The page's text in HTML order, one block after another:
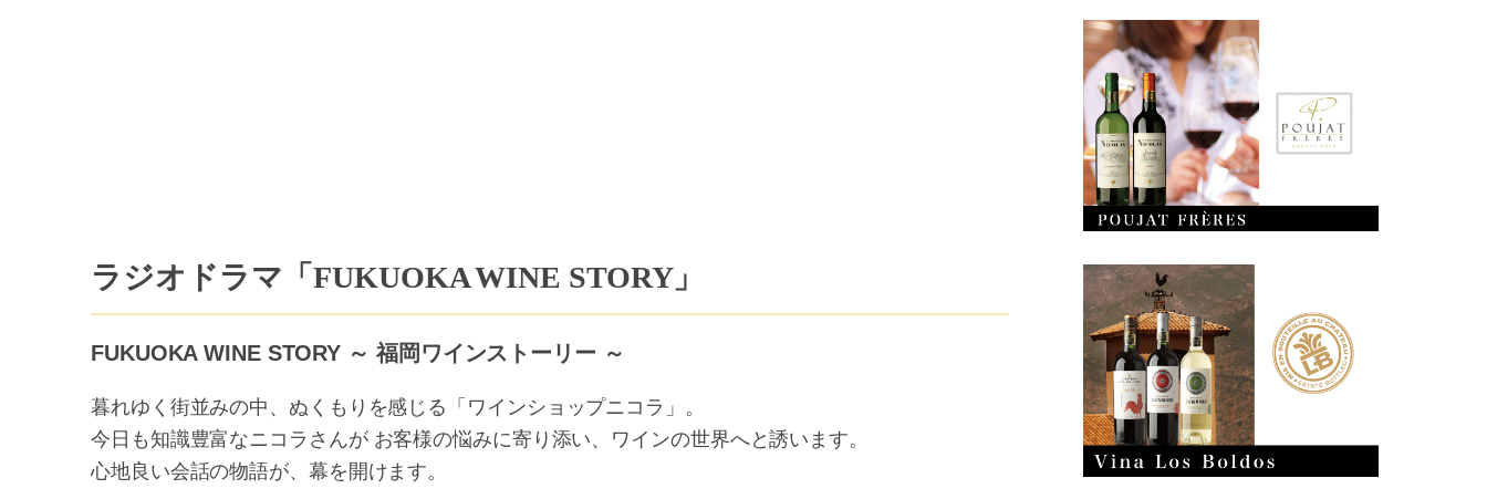
ラジオドラマ「FUKUOKA WINE STORY」
FUKUOKA WINE STORY ～ 福岡ワインストーリー ～
暮れゆく街並みの中、ぬくもりを感じる「ワインショップニコラ」。
今日も知識豊富なニコラさんが お客様の悩みに寄り添い、ワインの世界へと誘います。
心地良い会話の物語が、幕を開けます。